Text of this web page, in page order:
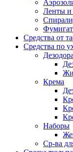
Ленты и
Средства от
Средства по
Крема
Наборы
Ср-ва